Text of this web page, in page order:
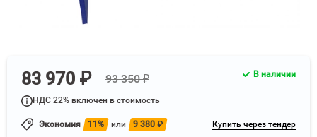
83 970 ₽ 93 350 ₽
НДС 22% включен в стоимость
Экономия 11% или 9 380 ₽ Купить через тендер
В наличии